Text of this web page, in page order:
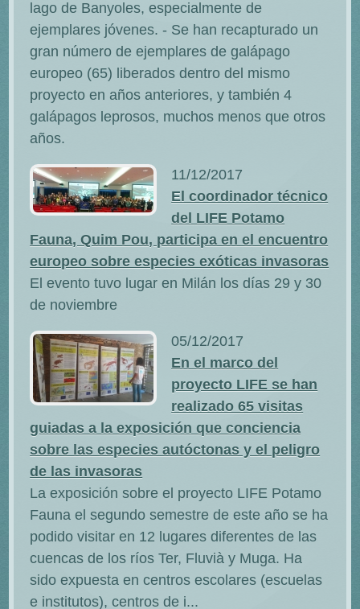
lago de Banyoles, especialmente de
ejemplares jóvenes. - Se han recapturado un
gran número de ejemplares de galápago
europeo (65) liberados dentro del mismo
proyecto en años anteriores, y también 4
galápagos leprosos, muchos menos que otros
años.
11/12/2017
El coordinador técnico
del LIFE Potamo
Fauna, Quim Pou, participa en el encuentro
europeo sobre especies exóticas invasoras
El evento tuvo lugar en Milán los días 29 y 30
de noviembre
05/12/2017
En el marco del
proyecto LIFE se han
realizado 65 visitas
guiadas a la exposición que conciencia
sobre las especies autóctonas y el peligro
de las invasoras
La exposición sobre el proyecto LIFE Potamo
Fauna el segundo semestre de este año se ha
podido visitar en 12 lugares diferentes de las
cuencas de los ríos Ter, Fluvià y Muga. Ha
sido expuesta en centros escolares (escuelas
e institutos), centros de i...